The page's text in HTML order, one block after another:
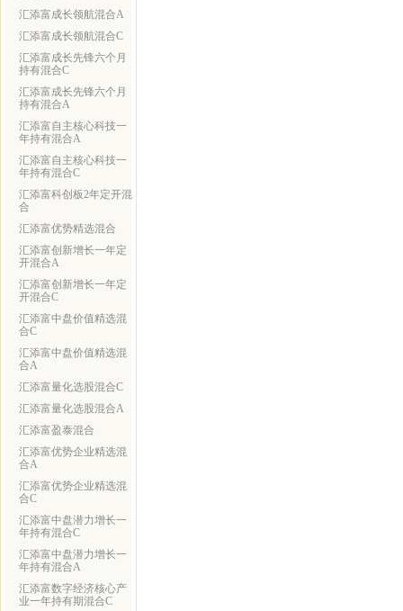
汇添富成长领航混合A
汇添富成长领航混合C
汇添富成长先锋六个月
持有混合C
汇添富成长先锋六个月
持有混合A
汇添富自主核心科技一
年持有混合A
汇添富自主核心科技一
年持有混合C
汇添富科创板2年定开混
合
汇添富优势精选混合
汇添富创新增长一年定
开混合A
汇添富创新增长一年定
开混合C
汇添富中盘价值精选混
合C
汇添富中盘价值精选混
合A
汇添富量化选股混合C
汇添富量化选股混合A
汇添富盈泰混合
汇添富优势企业精选混
合A
汇添富优势企业精选混
合C
汇添富中盘潜力增长一
年持有混合C
汇添富中盘潜力增长一
年持有混合A
汇添富数字经济核心产
业一年持有期混合C